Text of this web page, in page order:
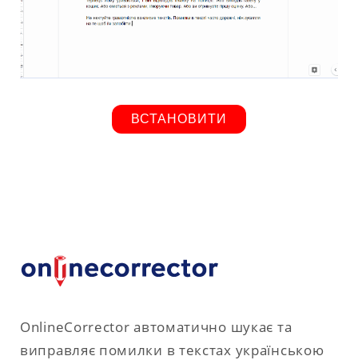
ВСТАНОВИТИ
OnlineCorrector автоматично шукає та
виправляє помилки в текстах українською